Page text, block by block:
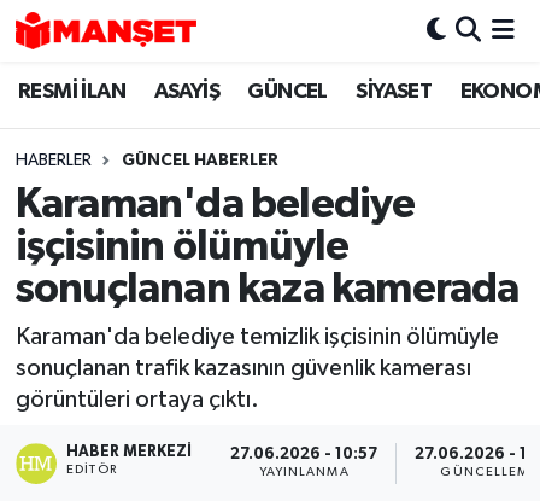
RESMİ İLAN ASAYİŞ GÜNCEL SİYASET
HABERLER GÜNCEL HABERLER
Karaman'da belediye
işçisinin ölümüyle
sonuçlanan kaza kamerada
Karaman'da belediye temizlik işçisinin ölümüyle
sonuçlanan trafik kazasının güvenlik kamerası
görüntüleri ortaya çıktı.
HABER MERKEZI
EDITÖR
27.06.2026 - 10:57
YAYINLANMA
27.06.2026 -
GÜNCELLEME
Hava Durumu
Trafik Durumu
Süper Lig Puan Durumu ve Fikstür
Tüm Manşetler
Son Dakika Haberleri
Haber Arşivi